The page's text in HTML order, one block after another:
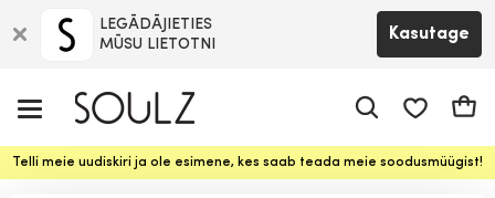
LEGĀDĀJIETIES
MŪSU LIETOTNI
Kasutage
Telli meie uudiskiri ja ole esimene, kes saab teada meie soodusmüügist!